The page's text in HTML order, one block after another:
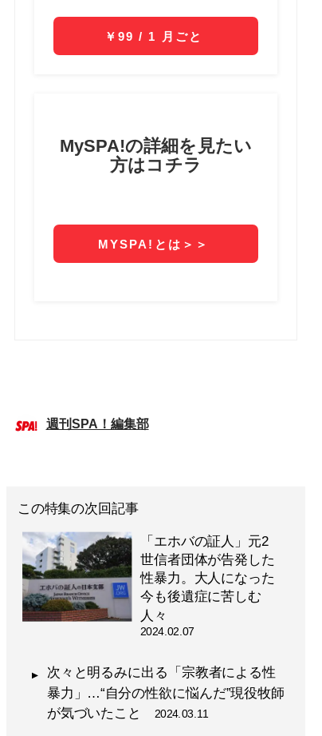
週刊SPA！編集部
この特集の次回記事
「エホバの証人」元2
世信者団体が告発した
性暴力。大人になった
今も後遺症に苦しむ
人々
2024.02.07
次々と明るみに出る「宗教者による性
暴力」…“自分の性欲に悩んだ”現役牧師
が気づいたこと
2024.03.11